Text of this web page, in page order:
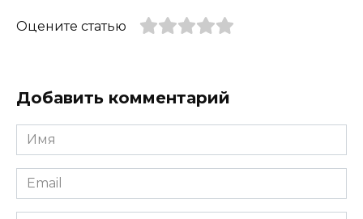
Оцените статью
Добавить комментарий
Имя
*
Email
*